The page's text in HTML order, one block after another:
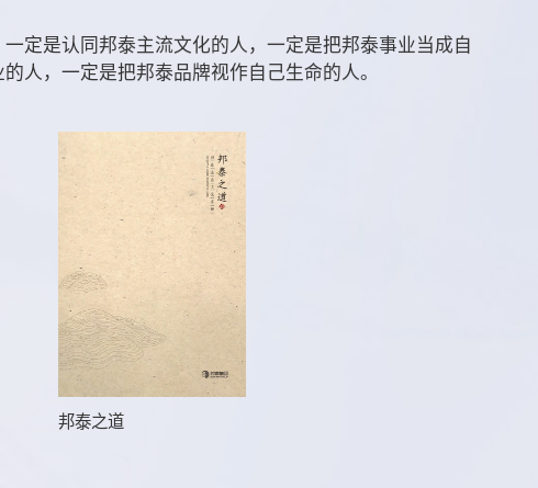
定是认同邦泰主流文化的人，一定是把邦泰事业当成自
的人，一定是把邦泰品牌视作自己生命的人。
邦泰之道